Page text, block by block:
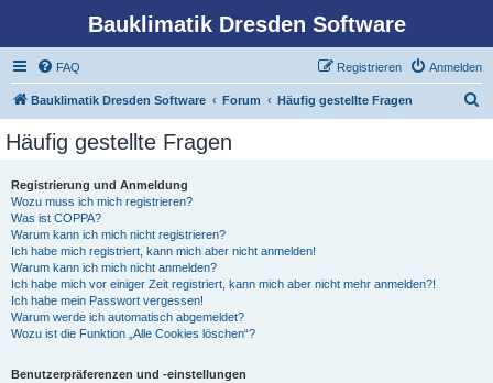
Bauklimatik Dresden Software
FAQ Anmelden
Registrieren
Bauklimatik Dresden Software Forum Häufig gestellte Fragen
Häufig gestellte Fragen
Registrierung und Anmeldung
Wozu muss ich mich registrieren?
Was ist COPPA?
Warum kann ich mich nicht registrieren?
Ich habe mich registriert, kann mich aber nicht anmelden!
Warum kann ich mich nicht anmelden?
Ich habe mich vor einiger Zeit registriert, kann mich aber nicht mehr anmelden?!
Ich habe mein Passwort vergessen!
Warum werde ich automatisch abgemeldet?
Wozu ist die Funktion „Alle Cookies löschen“?
Benutzerpräferenzen und -einstellungen